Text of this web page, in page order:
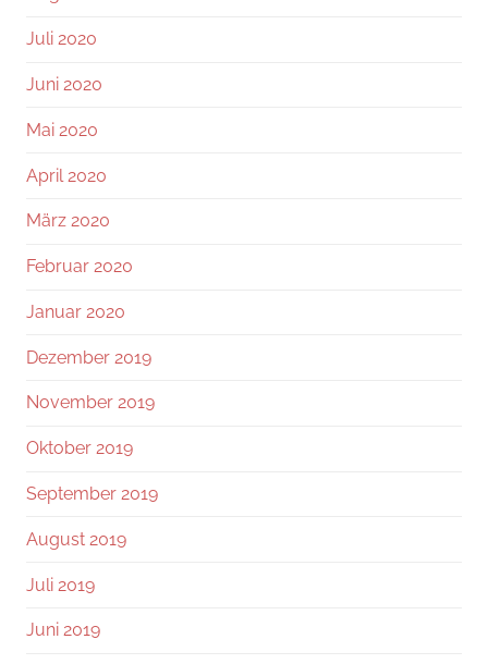
Juli 2020
Juni 2020
Mai 2020
April 2020
März 2020
Februar 2020
Januar 2020
Dezember 2019
November 2019
Oktober 2019
September 2019
August 2019
Juli 2019
Juni 2019